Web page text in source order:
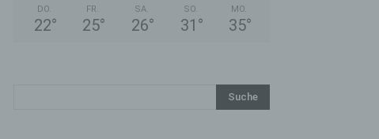
DO.
22°
FR.
25°
SA.
26°
SO.
31 °
MO.
35°